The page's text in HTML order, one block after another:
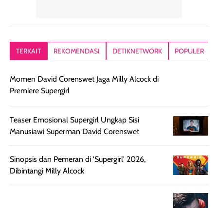
TERKAIT REKOMENDASI DETIKNETWORK POPULER
Momen David Corenswet Jaga Milly Alcock di
Premiere Supergirl
Teaser Emosional Supergirl Ungkap Sisi
Manusiawi Superman David Corenswet
Sinopsis dan Pemeran di 'Supergirl' 2026,
Dibintangi Milly Alcock